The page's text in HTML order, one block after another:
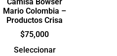
Mario Colombia –
Productos Crisa
$75,000
Seleccionar